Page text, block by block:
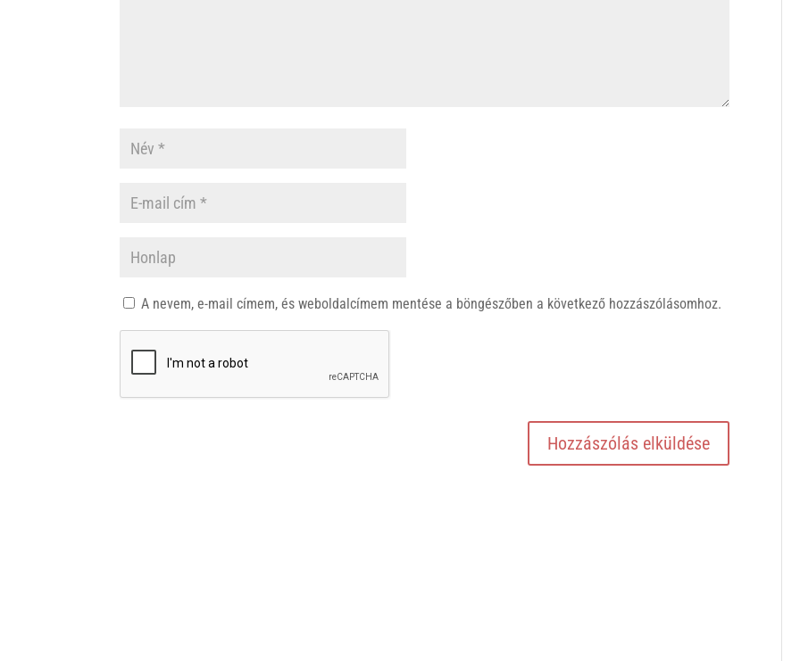
A nevem, e-mail címem, és weboldalcímem mentése a böngészőben a következő hozzászólásomhoz.